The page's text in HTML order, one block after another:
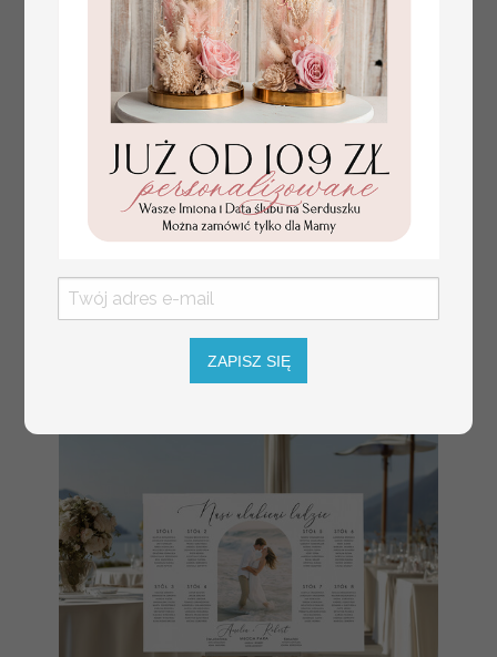
numerki na stół weselny
eleganckie numerki na
stoły weselne, tłoczone
numerki na stół weselny,
Promocja:
10 PLN/13.00 PLN
ZAPISZ SIĘ